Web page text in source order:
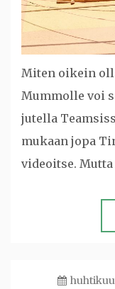
Miten oikein
Mummolle voi
jutella
mukaan jopa
videoitse.
huhtikuu